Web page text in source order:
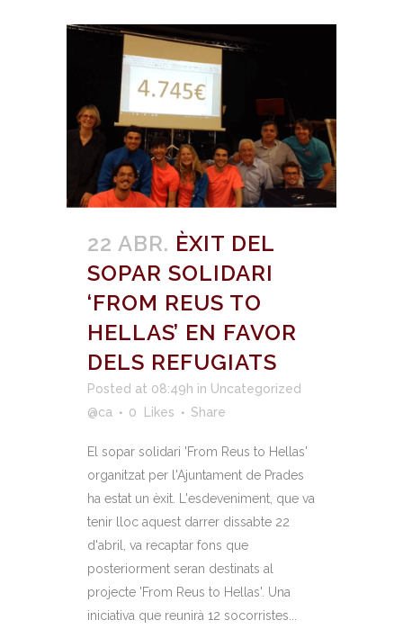
22 ABR. ÈXIT DEL
SOPAR SOLIDARI
‘FROM REUS TO
HELLAS’ EN FAVOR
DELS REFUGIATS
Posted at 08:49h in Uncategorized
@ca
0 Likes Share
El sopar solidari 'From Reus to Hellas'
organitzat per l'Ajuntament de Prades
ha estat un èxit. L'esdeveniment, que va
tenir lloc aquest darrer dissabte 22
d'abril, va recaptar fons que
posteriorment seran destinats al
projecte 'From Reus to Hellas'. Una
iniciativa que reunirà 12 socorristes...